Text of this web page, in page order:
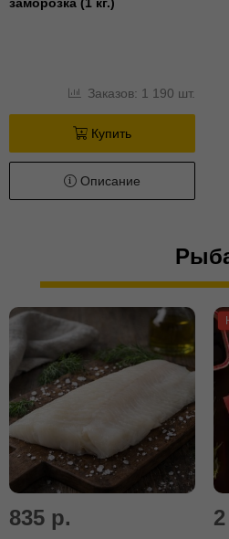
Заказов: 1 190 шт.
Купить
Описание
835 р.